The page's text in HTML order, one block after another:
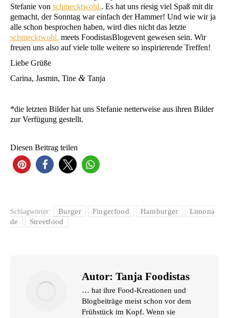
Ste­fa­nie von schmeckt­wohl.. Es hat uns rie­sig viel Spaß mit dir
gemacht, der Sonn­tag war ein­fach der Ham­mer! Und wie wir ja
alle schon bespro­chen haben, wird dies nicht das letz­te
schmeckt­wohl. meets Foo­di­stas­Bloge­vent gewe­sen sein. Wir
freu­en uns also auf vie­le tol­le wei­te­re so inspi­rie­ren­de Treffen!
Lie­be Grüße
Cari­na, Jas­min, Tine & Tanja
*die letz­ten Bil­der hat uns Ste­fa­nie net­ter­wei­se aus ihren Bil­der
zur Ver­fü­gung gestellt.
Die­sen Bei­trag teilen
Schlagwörter: Burger Fingerfood Hamburger
Limona
de
Streetfood
Autor: Tanja Foodistas
… hat ihre Food-Kreationen und
Blogbeiträge meist schon vor dem
Frühstück im Kopf. Wenn sie